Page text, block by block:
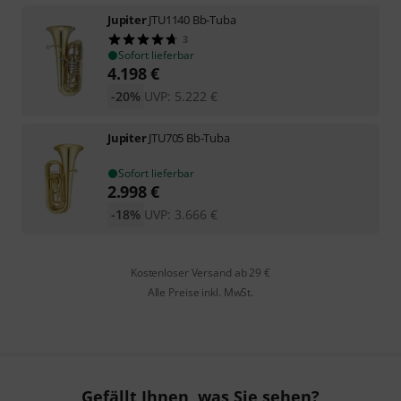
JupiterJTU1140 Bb-Tuba
3
Sofort lieferbar
4.198€
UVP: 5.222 €
-20%
JupiterJTU705 Bb-Tuba
Sofort lieferbar
2.998€
UVP: 3.666 €
-18%
Kostenloser Versand ab 29 €
Alle Preise inkl. MwSt.
Gefällt Ihnen, was Sie sehen?